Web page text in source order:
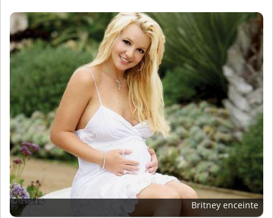
Britney enceinte